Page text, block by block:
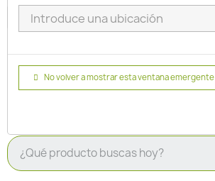
No volver a mostrar esta ventana emergente